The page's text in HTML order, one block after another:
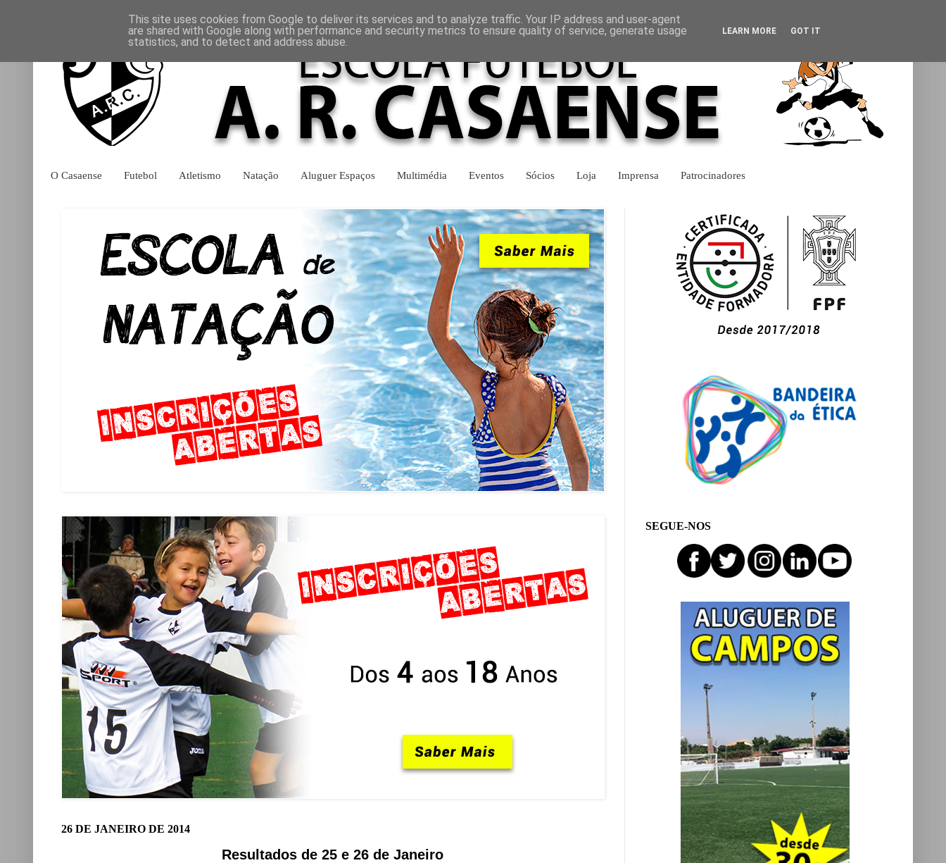
O Casaense Futebol Atletismo Natação Aluguer Espaços Multimédia Eventos Sócios Loja Imprensa Patrocinadores
26 DE JANEIRO DE 2014
Resultados de 25 e 26 de Janeiro
SEGUE-NOS
This site uses cookies from Google to deliver its services and to analyze traffic. Your IP address and user-agent
are shared with Google along with performance and security metrics to ensure quality of service, generate usage
statistics, and to detect and address abuse.
LEARN MORE GOT IT